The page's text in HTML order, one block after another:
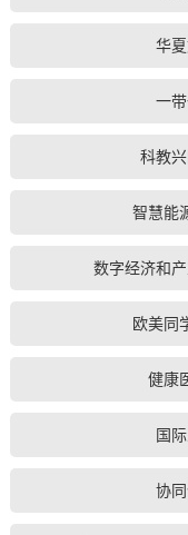
华
一
科教
智慧能
数字经济和
欧美同
健康
国
协